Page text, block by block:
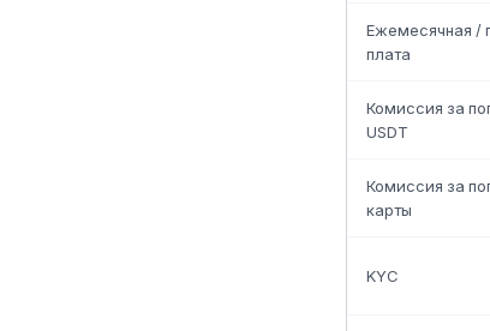
Ежемесячная /
плата
Комиссия за
USDT
Комиссия за
карты
KYC